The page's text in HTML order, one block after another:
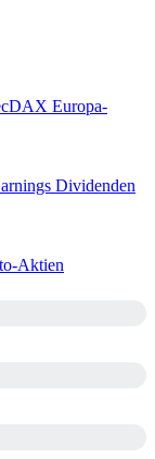
Europa-
Dividenden
Aktien